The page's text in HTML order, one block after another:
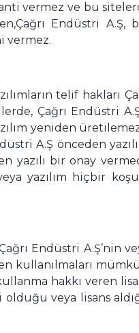
vermez ve bu
Endüstri A.Ş,
vermez.
telif hakları
Çağrı Endüstri
yeniden
A.Ş önceden
yazılı bir onay
yazılım hiçbir
Endüstri A.Ş’nin
kullanılmaları
hakkı veren
olduğu veya lisans